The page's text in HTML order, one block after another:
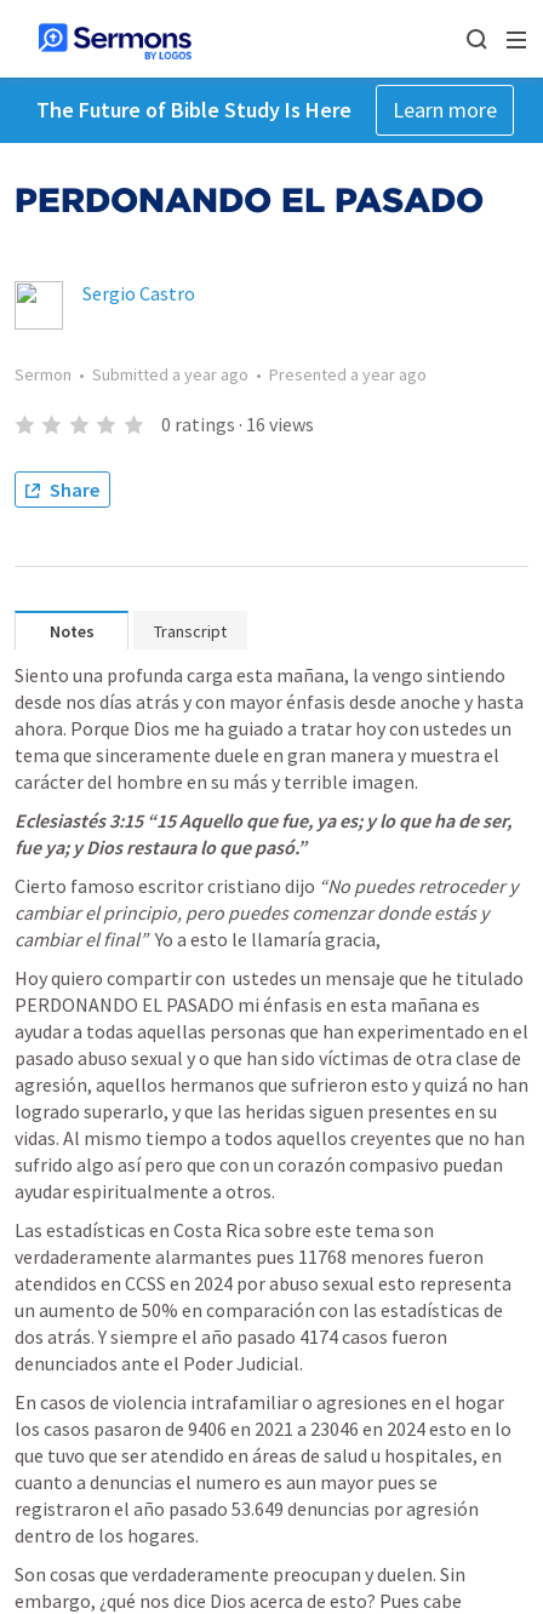
The Future of Bible Study Is Here Learn more
PERDONANDO EL PASADO
Sergio Castro
Sermon • Submitted a year ago • Presented a year ago
0 ratings · 16 views
Share
Notes Transcript
Siento una profunda carga esta mañana, la vengo sintiendo
desde nos días atrás y con mayor énfasis desde anoche y hasta
ahora. Porque Dios me ha guiado a tratar hoy con ustedes un
tema que sinceramente duele en gran manera y muestra el
carácter del hombre en su más y terrible imagen.
Eclesiastés 3:15 “15 Aquello que fue, ya es; y lo que ha de ser,
fue ya; y Dios restaura lo que pasó.”
Cierto famoso escritor cristiano dijo “No puedes retroceder y
cambiar el principio, pero puedes comenzar donde estás y
cambiar el final”
  Yo a esto le llamaría gracia,
Hoy quiero compartir con  ustedes un mensaje que he titulado
PERDONANDO EL PASADO mi énfasis en esta mañana es
ayudar a todas aquellas personas que han experimentado en el
pasado abuso sexual y o que han sido víctimas de otra clase de
agresión, aquellos hermanos que sufrieron esto y quizá no han
logrado superarlo, y que las heridas siguen presentes en su
vidas. Al mismo tiempo a todos aquellos creyentes que no han
sufrido algo así pero que con un corazón compasivo puedan
ayudar espiritualmente a otros.
Las estadísticas en Costa Rica sobre este tema son
verdaderamente alarmantes pues 11768 menores fueron
atendidos en CCSS en 2024 por abuso sexual esto representa
un aumento de 50% en comparación con las estadísticas de
dos atrás. Y siempre el año pasado 4174 casos fueron
denunciados ante el Poder Judicial.
En casos de violencia intrafamiliar o agresiones en el hogar
los casos pasaron de 9406 en 2021 a 23046 en 2024 esto en lo
que tuvo que ser atendido en áreas de salud u hospitales, en
cuanto a denuncias el numero es aun mayor pues se
registraron el año pasado 53.649 denuncias por agresión
dentro de los hogares.
Son cosas que verdaderamente preocupan y duelen. Sin
embargo, ¿qué nos dice Dios acerca de esto? Pues cabe